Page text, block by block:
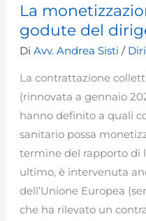
La
godute del
DiAvv. Andrea Sisti/
La contrattazione
(rinnovata a gennaio
hanno definito a quali
sanitario possa
termine del rapporto di
ultimo, è intervenuta
dell’Unione Europea
che ha rilevato un